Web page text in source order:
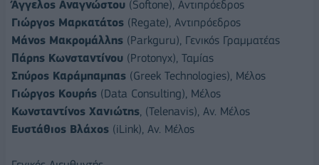
Άγγελος Αναγνώστου (Softone), Αντιπρόεδρος
Γιώργος Μαρκατάτος (Regate), Αντιπρόεδρος
Μάνος Μακρομάλλης (Parkguru), Γενικός Γραμματέας
Πάρης Κωνσταντίνου (Protonyx), Ταμίας
Σπύρος Καράμπαμπας (Greek Technologies), Μέλος
Γιώργος Κουρής (Data Consulting), Μέλος
Κωνσταντίνος Χανιώτης , (Telenavis), Αν. Μέλος
Ευστάθιος Βλάχος (iLink), Αν. Μέλος